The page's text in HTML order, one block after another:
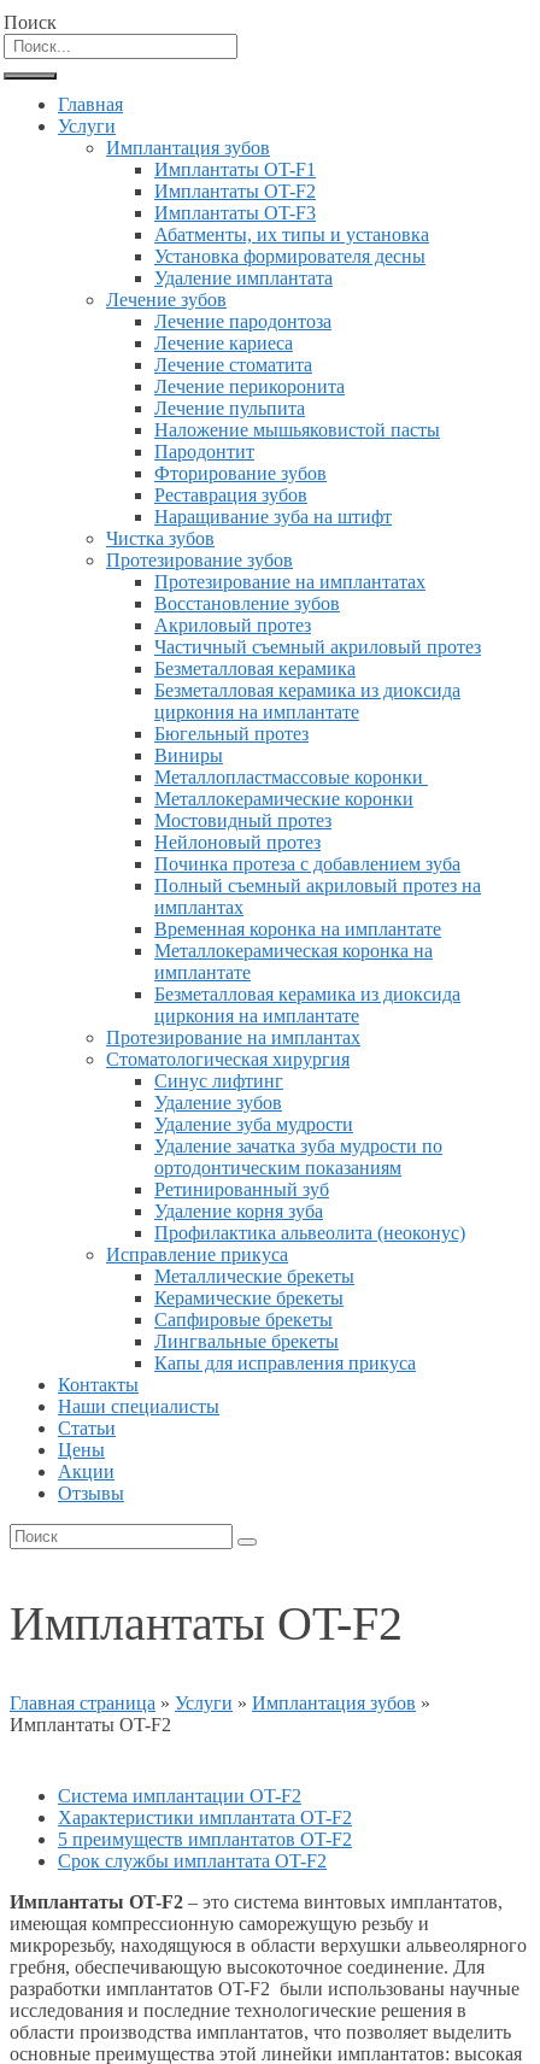
Поиск
Главная
Услуги
Имплантация зубов
Имплантаты OT-F1
Имплантаты OT-F2
Имплантаты OT-F3
Абатменты, их типы и установка
Установка формирователя десны
Удаление имплантата
Лечение зубов
Лечение пародонтоза
Лечение кариеса
Лечение стоматита
Лечение перикоронита
Лечение пульпита
Наложение мышьяковистой пасты
Пародонтит
Фторирование зубов
Реставрация зубов
Наращивание зуба на штифт
Чистка зубов
Протезирование зубов
Протезирование на имплантатах
Восстановление зубов
Акриловый протез
Частичный съемный акриловый протез
Безметалловая керамика
Безметалловая керамика из диоксида
циркония на имплантате
Бюгельный протез
Виниры
Металлопластмассовые коронки
Металлокерамические коронки
Мостовидный протез
Нейлоновый протез
Починка протеза с добавлением зуба
Полный съемный акриловый протез на
имплантах
Временная коронка на имплантате
Металлокерамическая коронка на
имплантате
Безметалловая керамика из диоксида
циркония на имплантате
Протезирование на имплантах
Стоматологическая хирургия
Синус лифтинг
Удаление зубов
Удаление зуба мудрости
Удаление зачатка зуба мудрости по
ортодонтическим показаниям
Ретинированный зуб
Удаление корня зуба
Профилактика альвеолита (неоконус)
Исправление прикуса
Металлические брекеты
Керамические брекеты
Сапфировые брекеты
Лингвальные брекеты
Капы для исправления прикуса
Контакты
Наши специалисты
Статьи
Цены
Акции
Отзывы
Имплантаты OT-F2
Главная страница » Услуги » Имплантация зубов »
Имплантаты OT-F2
Система имплантации OT-F2
Характеристики имплантата OT-F2
5 преимуществ имплантатов OT-F2
Срок службы имплантата OT-F2
Имплантаты OT-F2 – это система винтовых имплантатов,
имеющая компрессионную саморежущую резьбу и
микрорезьбу, находящуюся в области верхушки альвеолярного
гребня, обеспечивающую высокоточное соединение. Для
разработки имплантатов OT-F2 были использованы научные
исследования и последние технологические решения в
области производства имплантатов, что позволяет выделить
основные преимущества этой линейки имплантатов: высокая